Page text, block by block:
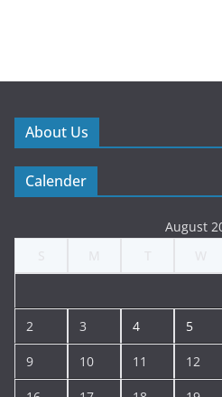
About Us
Calender
August
2 3 4 5
9 10 11 12